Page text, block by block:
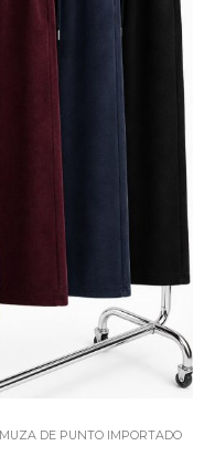
DE PUNTO IMPORTADO